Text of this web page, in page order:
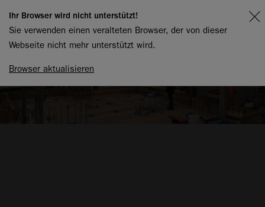
Ihr Browser wird nicht unterstützt!
Sie verwenden einen veralteten Browser, der von dieser
Webseite nicht mehr unterstützt wird.
Browser aktualisieren